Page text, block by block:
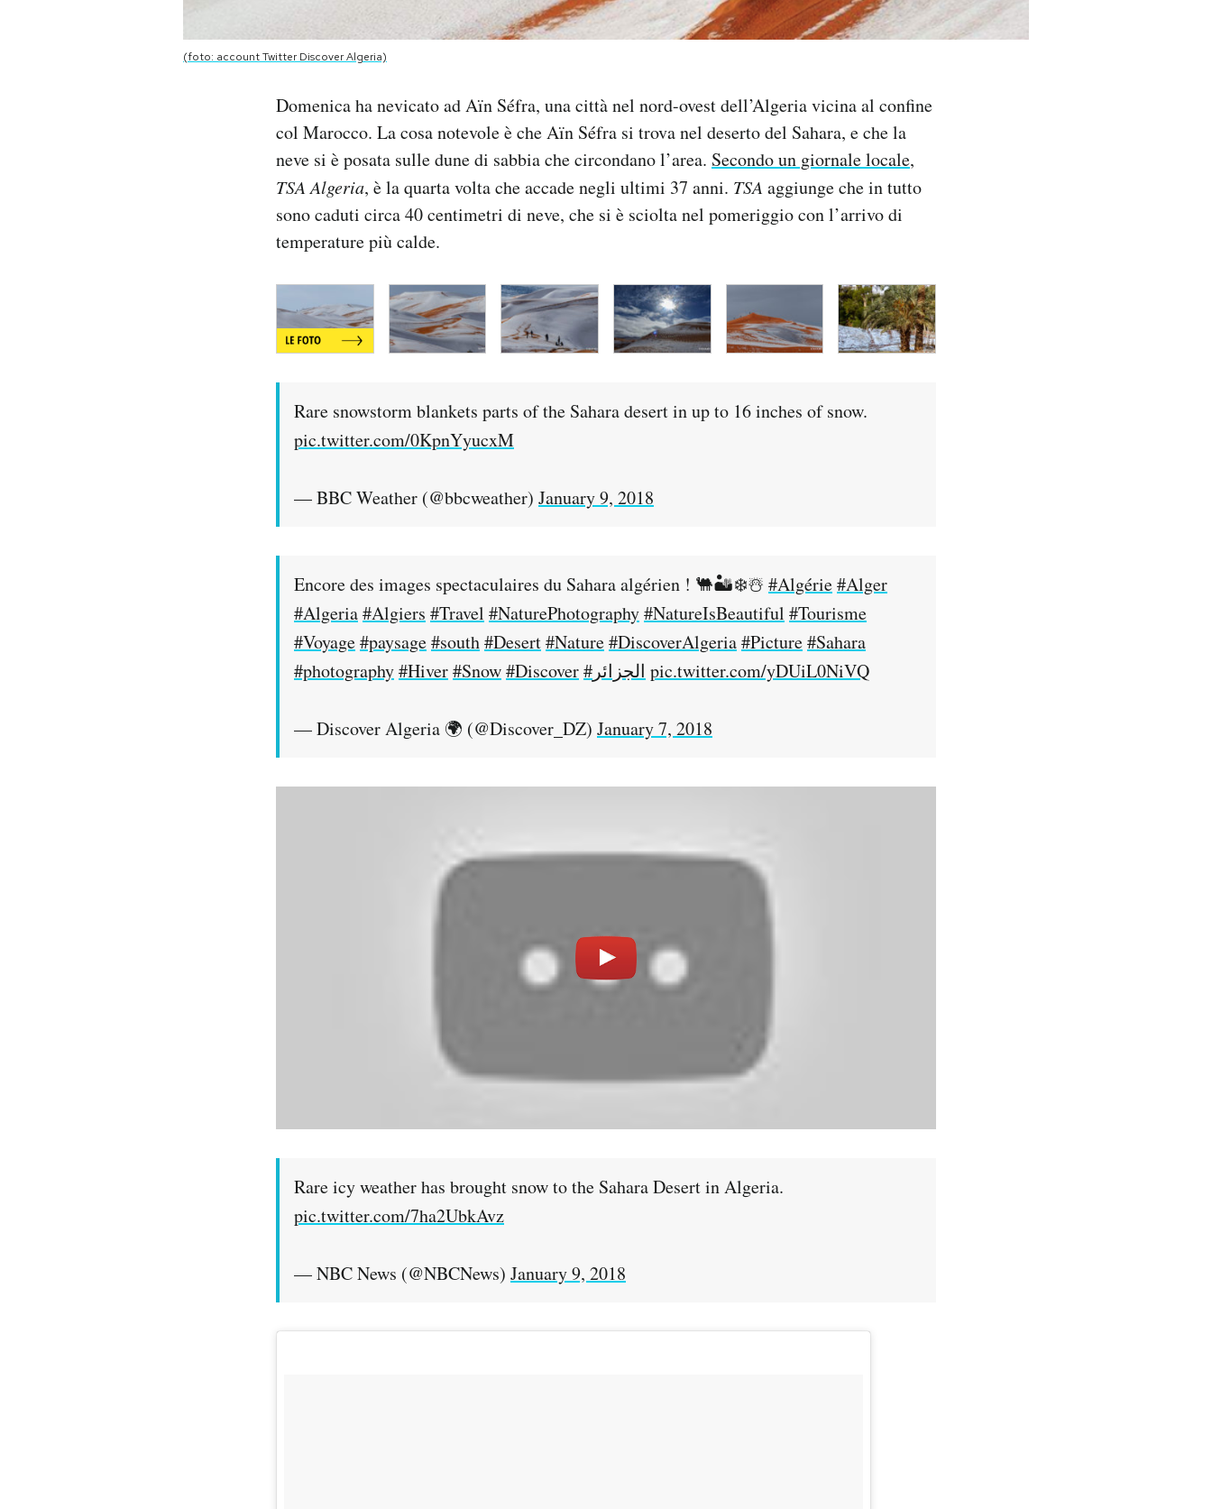
(foto: account Twitter Discover Algeria)
Domenica ha nevicato ad Aïn Séfra, una città nel nord-ovest dell’Algeria vicina al confine
col Marocco. La cosa notevole è che Aïn Séfra si trova nel deserto del Sahara, e che la
neve si è posata sulle dune di sabbia che circondano l’area. Secondo un giornale locale,
TSA Algeria, è la quarta volta che accade negli ultimi 37 anni. TSA aggiunge che in tutto
sono caduti circa 40 centimetri di neve, che si è sciolta nel pomeriggio con l’arrivo di
temperature più calde.
Rare snowstorm blankets parts of the Sahara desert in up to 16 inches of snow.
pic.twitter.com/0KpnYyucxM
— BBC Weather (@bbcweather) January 9, 2018
Encore des images spectaculaires du Sahara algérien ! 🐫🏜❄☃ #Algérie#Alger
#Algeria#Algiers #Travel #NaturePhotography#NatureIsBeautiful #Tourisme
#Voyage#paysage#south#Desert#Nature#DiscoverAlgeria#Picture#Sahara
#photography#Hiver#Snow#Discover #الجزائر pic.twitter.com/yDUiL0NiVQ
— Discover Algeria 🌍 (@Discover_DZ) January 7, 2018
Rare icy weather has brought snow to the Sahara Desert in Algeria.
pic.twitter.com/7ha2UbkAvz
— NBC News (@NBCNews) January 9, 2018